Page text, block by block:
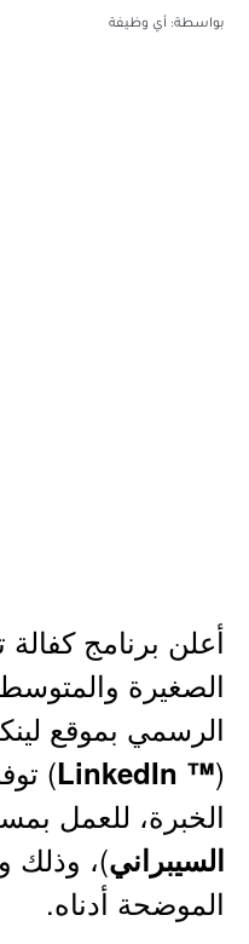
بواسطة: أي وظيفة
أعلن برنامج
الصغيرة
الرسمي بموقع
(
™ LinkedIn
)
الخبرة، للعمل
السيبراني)، وذلك
الموضحة أدناه.